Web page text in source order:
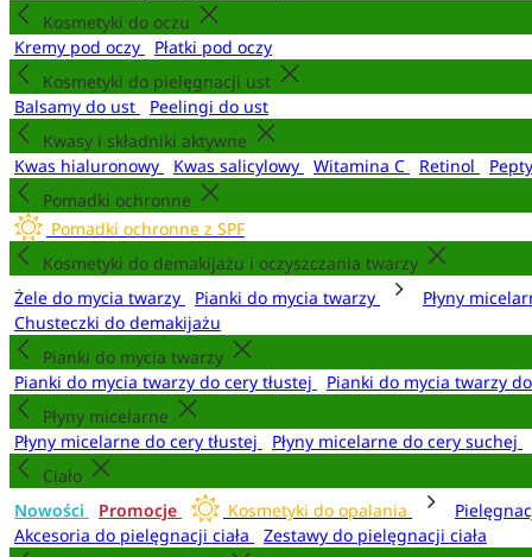
Kosmetyki do oczu
Kremy pod oczy
Płatki pod oczy
Kosmetyki do pielęgnacji ust
Balsamy do ust
Peelingi do ust
Kwasy i składniki aktywne
Kwas hialuronowy
Kwas salicylowy Witamina C Retinol
Pomadki ochronne
Pomadki ochronne z SPF
Kosmetyki do demakijażu i oczyszczania twarzy
Żele do mycia twarzy
Pianki do mycia twarzy
Płyny
Chusteczki do demakijażu
Pianki do mycia twarzy
Pianki do mycia twarzy do cery tłustej
Pianki do mycia twarzy
Płyny micelarne
Płyny micelarne do cery tłustej
Płyny micelarne do cery suchej
Ciało
Nowości
Promocje Kosmetyki do opalania
Akcesoria do pielęgnacji ciała
Zestawy do pielęgnacji ciała